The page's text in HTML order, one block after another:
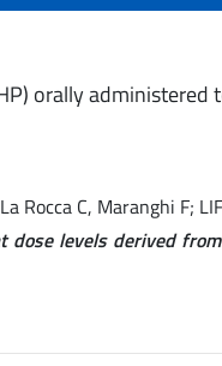
orally
C, Maranghi F;
levels derived